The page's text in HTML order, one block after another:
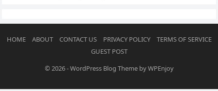
HOME ABOUT CONTACT US PRIVACY POLICY
TERMS OF SERVICE
GUEST POST
© 2026-WordPress Blog ThemebyWPEnjoy